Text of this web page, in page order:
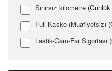
Sınırsız kilometre
Full Kasko (Muafiyetsiz)
Lastik-Cam-Far Sigortası